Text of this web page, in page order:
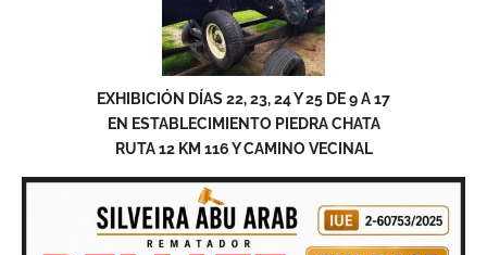
EXHIBICIÓN DÍAS 22, 23, 24 Y 25 DE 9 A 17
EN ESTABLECIMIENTO PIEDRA CHATA
RUTA 12 KM 116 Y CAMINO VECINAL